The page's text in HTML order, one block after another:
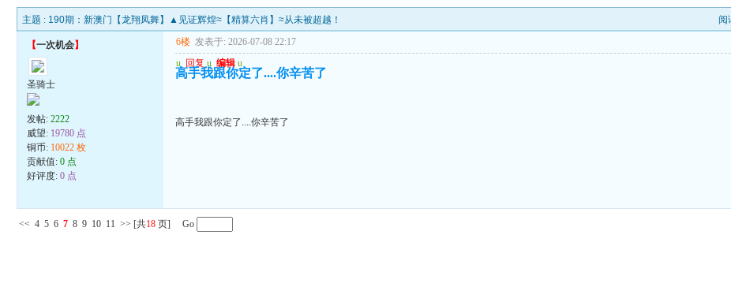
主题 : 190期：新澳门【龙翔凤舞】▲见证辉煌≈【精算六肖】≈从未被超越！ 阅
【一次机会】
圣骑士
发帖:2222
威望: 19780 点
铜币: 10022 枚
贡献值:0 点
好评度:0 点
6楼 发表于: 2026-07-08 22:17
u 回复 u 编辑 u
高手我跟你定了....你辛苦了
高手我跟你定了....你辛苦了
<< 4 5 6 7 8 9 10 11 >> [共18 页] Go